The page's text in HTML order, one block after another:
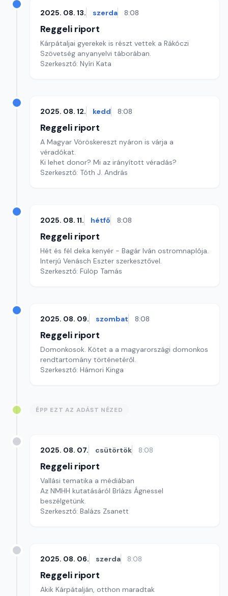
2025. 08. 13. szerda 8:08
Reggeli riport
Kárpátaljai gyerekek is részt vettek a Rákóczi
Szövetség anyanyelvi táborában.
Szerkesztő: Nyíri Kata
2025. 08. 12. kedd 8:08
Reggeli riport
A Magyar Vöröskereszt nyáron is várja a
véradókat.
Ki lehet donor? Mi az irányított véradás?
Szerkesztő: Tóth J. András
2025. 08. 11. hétfő 8:08
Reggeli riport
Hét és fél deka kenyér - Bagár Iván ostromnaplója.
Interjú Venásch Eszter szerkesztővel.
Szerkesztő: Fülöp Tamás
2025. 08. 09. szombat 8:08
Reggeli riport
Domonkosok. Kötet a a magyarországi domonkos
rendtartomány történetéről.
Szerkesztő: Hámori Kinga
ÉPP EZT AZ ADÁST NÉZED
2025. 08. 07. csütörtök 8:08
Reggeli riport
Vallási tematika a médiában
Az NMHH kutatásáról Brlázs Ágnessel
beszélgetünk.
Szerkesztő: Balázs Zsanett
2025. 08. 06. szerda 8:08
Reggeli riport
Akik Kárpátalján, otthon maradtak